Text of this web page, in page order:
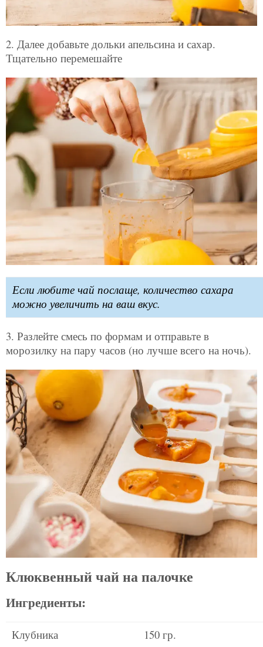
2. Далее добавьте дольки апельсина и сахар.
Тщательно перемешайте
Если любите чай послаще, количество сахара
можно увеличить на ваш вкус.
3. Разлейте смесь по формам и отправьте в
морозилку на пару часов (но лучше всего на ночь).
Клюквенный чай на палочке
Ингредиенты:
Клубника
150 гр.